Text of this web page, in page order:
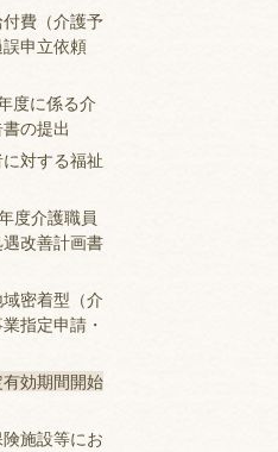
付費（介護予
申立依頼
度に係る介
の提出
に対する福祉
度介護職員
改善計画書
密着型（介
指定申請・
効期間開始
険施設等にお